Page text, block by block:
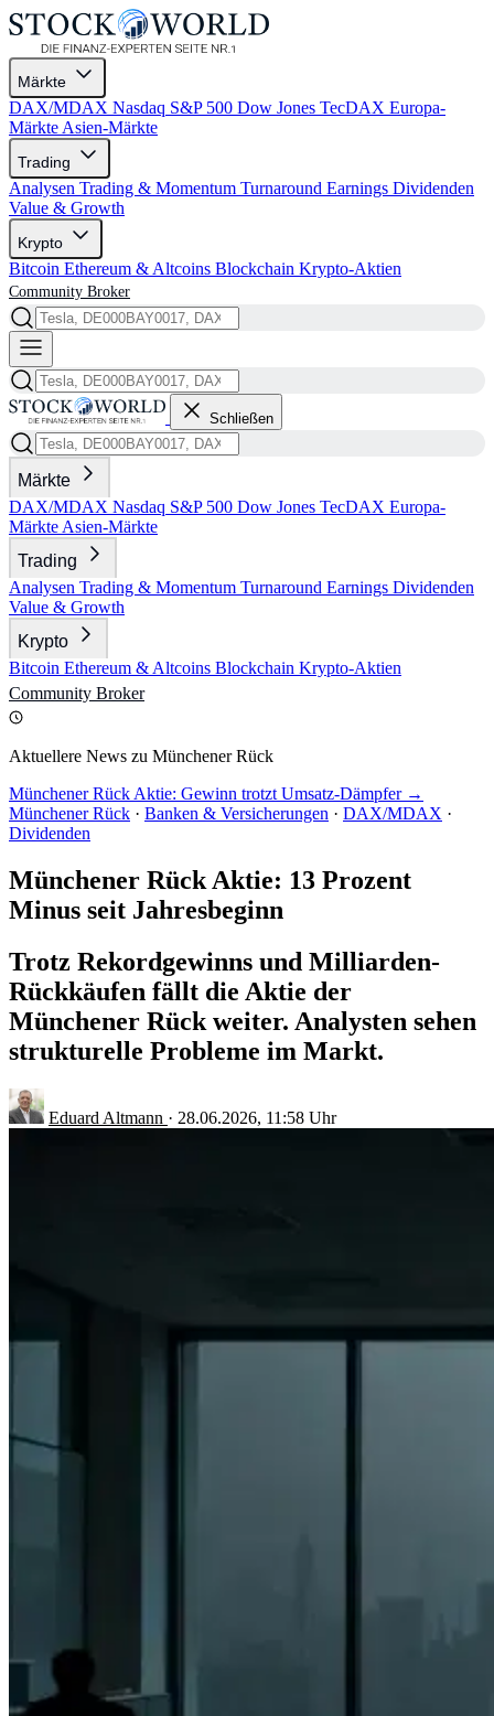
Märkte
DAX/MDAX Nasdaq S&P 500 Dow Jones TecDAX Europa-
Märkte Asien-Märkte
Trading
Analysen Trading & Momentum Turnaround Earnings Dividenden
Value & Growth
Krypto
Bitcoin Ethereum & Altcoins Blockchain Krypto-Aktien
Community Broker
Schließen
Märkte
DAX/MDAX Nasdaq S&P 500 Dow Jones TecDAX Europa-
Märkte Asien-Märkte
Trading
Analysen Trading & Momentum Turnaround Earnings Dividenden
Value & Growth
Krypto
Bitcoin Ethereum & Altcoins Blockchain Krypto-Aktien
Community Broker
Aktuellere News zu Münchener Rück
Münchener Rück Aktie: Gewinn trotzt Umsatz-Dämpfer →
Münchener Rück · Banken & Versicherungen · DAX/MDAX ·
Dividenden
Münchener Rück Aktie: 13 Prozent
Minus seit Jahresbeginn
Trotz Rekordgewinns und Milliarden-
Rückkäufen fällt die Aktie der
Münchener Rück weiter. Analysten sehen
strukturelle Probleme im Markt.
Eduard Altmann · 28.06.2026, 11:58 Uhr